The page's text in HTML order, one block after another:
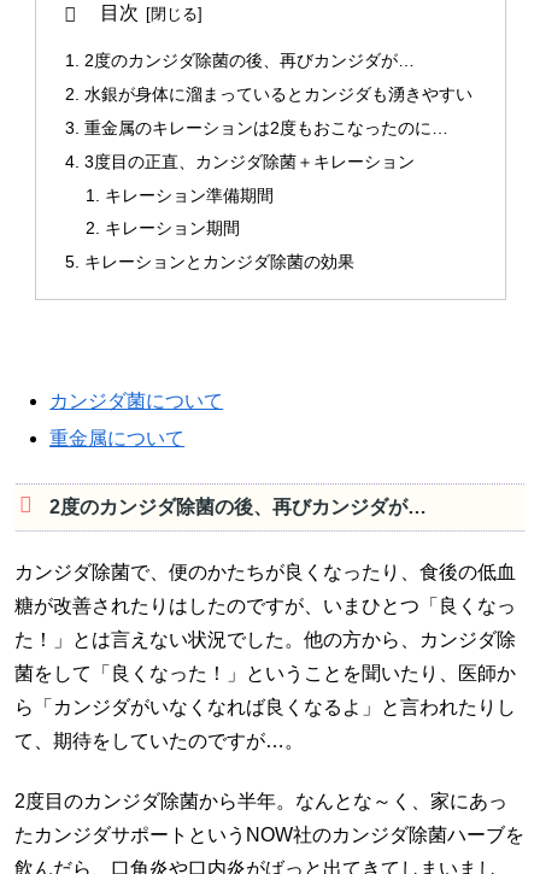
目次
2度のカンジダ除菌の後、再びカンジダが…
水銀が身体に溜まっているとカンジダも湧きやすい
重金属のキレーションは2度もおこなったのに…
3度目の正直、カンジダ除菌＋キレーション
キレーション準備期間
キレーション期間
キレーションとカンジダ除菌の効果
カンジダ菌について
重金属について
2度のカンジダ除菌の後、再びカンジダが…
カンジダ除菌で、便のかたちが良くなったり、食後の低血
糖が改善されたりはしたのですが、いまひとつ「良くなっ
た！」とは言えない状況でした。他の方から、カンジダ除
菌をして「良くなった！」ということを聞いたり、医師か
ら「カンジダがいなくなれば良くなるよ」と言われたりし
て、期待をしていたのですが…。
2度目のカンジダ除菌から半年。なんとな～く、家にあっ
たカンジダサポートというNOW社のカンジダ除菌ハーブを
飲んだら、口角炎や口内炎がばっと出てきてしまいまし